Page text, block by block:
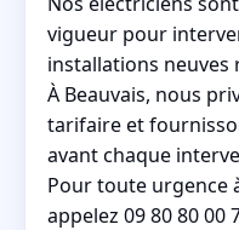
vigueur pour
installations
À Beauvais, nous
tarifaire et
avant chaque
Pour toute urgence
appelez 09 80 80 00